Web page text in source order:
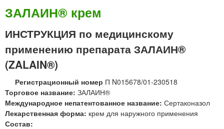
т
о
в
л
е
н
и
я
с
у
с
л
н
К
®
р
а
с
т
ЗАЛАИН® крем
ИНСТРУКЦИЯ по медицинскому
применению препарата ЗАЛАИН®
(ZALAIN®)
Регистрационный номер П N015678/01-230518
Торговое название: ЗАЛАИН®
Международное непатентованное название: Сертаконазол
Лекарственная форма: крем для наружного применения
Состав: